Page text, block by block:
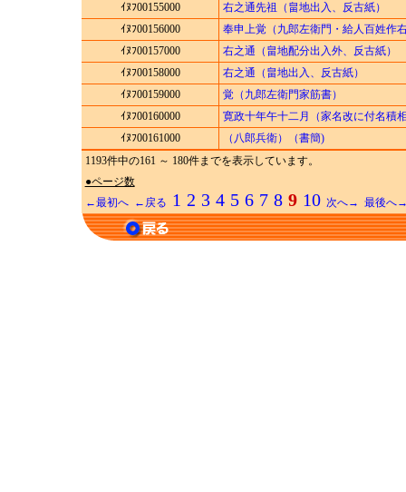
ｲﾇﾌ00155000
右之通先祖（畠地出入、反古紙）
ｲﾇﾌ00156000
奉申上覚（九郎左衛門・給人百姓作
ｲﾇﾌ00157000
右之通（畠地配分出入外、反古紙）
ｲﾇﾌ00158000
右之通（畠地出入、反古紙）
ｲﾇﾌ00159000
覚（九郎左衛門家筋書）
ｲﾇﾌ00160000
寛政十年午十二月（家名改に付名積
ｲﾇﾌ00161000
（八郎兵衛）（書簡)
1193件中の161 ～ 180件までを表示しています。
●ページ数
←最初へ
←戻る 1 2 3 4 5 6 7 8 9 10 次へ→ 最後へ